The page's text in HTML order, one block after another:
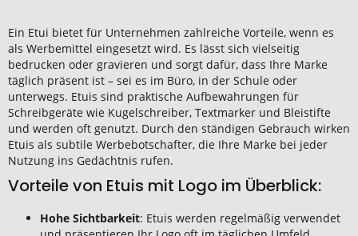
Ein Etui bietet für Unternehmen zahlreiche Vorteile, wenn es
als Werbemittel eingesetzt wird. Es lässt sich vielseitig
bedrucken oder gravieren und sorgt dafür, dass Ihre Marke
täglich präsent ist – sei es im Büro, in der Schule oder
unterwegs. Etuis sind praktische Aufbewahrungen für
Schreibgeräte wie Kugelschreiber, Textmarker und Bleistifte
und werden oft genutzt. Durch den ständigen Gebrauch wirken
Etuis als subtile Werbebotschafter, die Ihre Marke bei jeder
Nutzung ins Gedächtnis rufen.
Vorteile von Etuis mit Logo im Überblick:
Hohe Sichtbarkeit: Etuis werden regelmäßig verwendet